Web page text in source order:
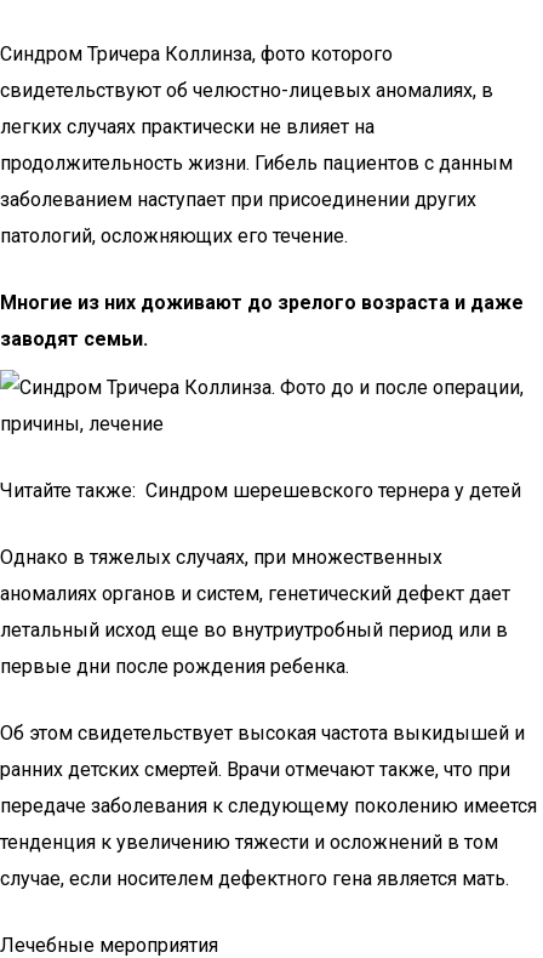
Синдром Тричера Коллинза, фото которого
свидетельствуют об челюстно-лицевых аномалиях, в
легких случаях практически не влияет на
продолжительность жизни. Гибель пациентов с данным
заболеванием наступает при присоединении других
патологий, осложняющих его течение.
Многие из них доживают до зрелого возраста и даже
заводят семьи.
Читайте также: Синдром шерешевского тернера у детей
Однако в тяжелых случаях, при множественных
аномалиях органов и систем, генетический дефект дает
летальный исход еще во внутриутробный период или в
первые дни после рождения ребенка.
Об этом свидетельствует высокая частота выкидышей и
ранних детских смертей. Врачи отмечают также, что при
передаче заболевания к следующему поколению имеется
тенденция к увеличению тяжести и осложнений в том
случае, если носителем дефектного гена является мать.
Лечебные мероприятия